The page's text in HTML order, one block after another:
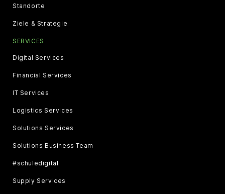
Standorte
Ziele & Strategie
SERVICES
Digital Services
Financial Services
IT Services
Logistics Services
Solutions Services
Solutions Business Team
#schuledigital
Supply Services